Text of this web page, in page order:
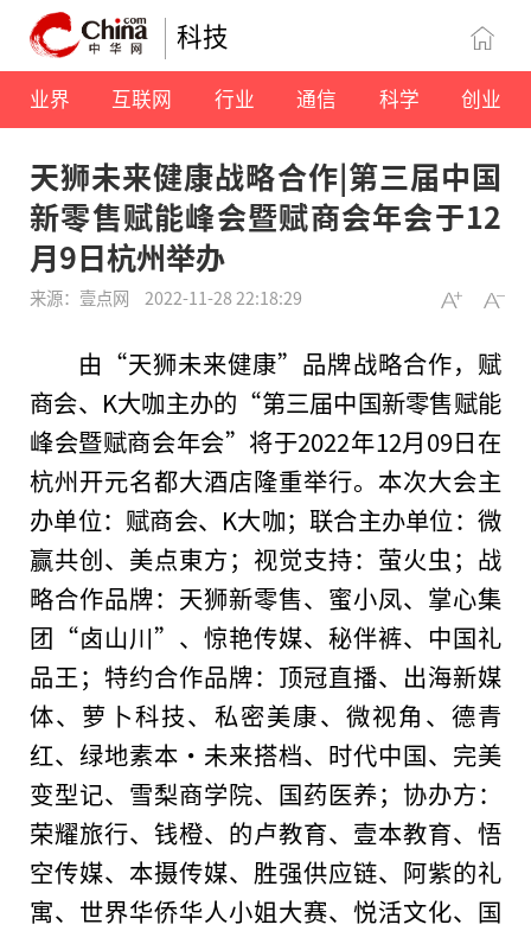
科技
业界 互联网 行业 通信 科学 创业
天狮未来健康战略合作|第三届中国
新零售赋能峰会暨赋商会年会于12
月9日杭州举办
来源：壹点网 2022-11-28 22:18:29
由“天狮未来健康”品牌战略合作，赋
商会、K大咖主办的“第三届中国新零售赋能
峰会暨赋商会年会”将于2022年12月09日在
杭州开元名都大酒店隆重举行。本次大会主
办单位：赋商会、K大咖；联合主办单位： 微
赢共创、美点東方；视觉支持：萤火虫；战
略合作品牌：天狮新零售、蜜小凤、掌心集
团“卤山川”、惊艳传媒、秘伴裤、 中国礼
品王；特约合作品牌：顶冠直播、出海新媒
体、萝卜科技、私密美康、 微视角、德青
红、绿地素本·未来搭档、时代中国、完美
变型记、雪梨商学院、国药医养；协办方：
荣耀旅行、钱橙、的卢教育、壹本教育、悟
空传媒、本摄传媒、胜强供应链、阿紫的礼
寓、世界华侨华人小姐大赛、悦活文化、国